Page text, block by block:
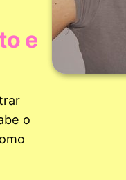
e
o